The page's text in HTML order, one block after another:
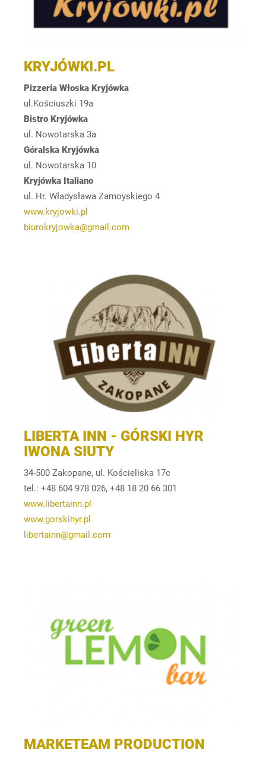
KRYJÓWKI.PL
Pizzeria Włoska Kryjówka
ul.Kościuszki 19a
Bistro Kryjówka
ul. Nowotarska 3a
Góralska Kryjówka
ul. Nowotarska 10
Kryjówka Italiano
ul. Hr. Władysława Zamoyskiego 4
www.kryjowki.pl
biurokryjowka@gmail.com
LIBERTA INN - GÓRSKI HYR
IWONA SIUTY
34-500 Zakopane, ul. Kościeliska 17c
tel.: +48 604 978 026, +48 18 20 66 301
www.libertainn.pl
www.gorskihyr.pl
libertainn@gmail.com
MARKETEAM PRODUCTION